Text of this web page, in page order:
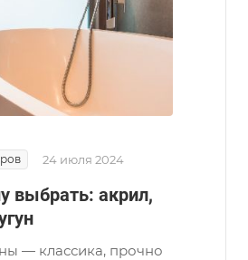
24 июля 2024
выбрать: акрил,
— классика, прочно